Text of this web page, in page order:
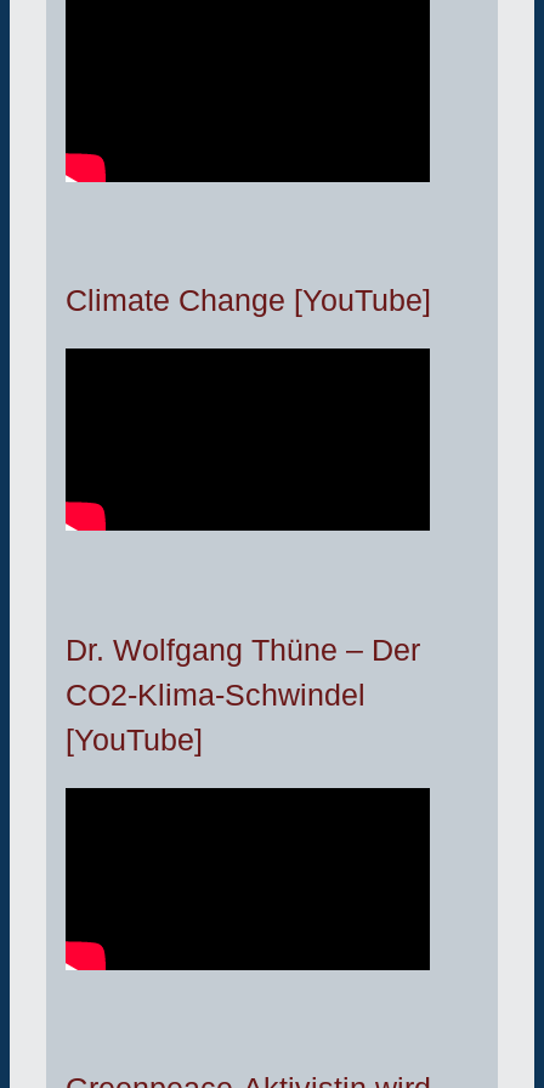
Climate Change [YouTube]
Dr. Wolfgang Thüne – Der
CO2-Klima-Schwindel
[YouTube]